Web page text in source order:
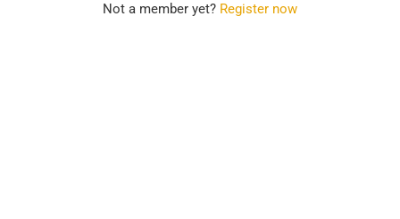
Not a member yet? Register now